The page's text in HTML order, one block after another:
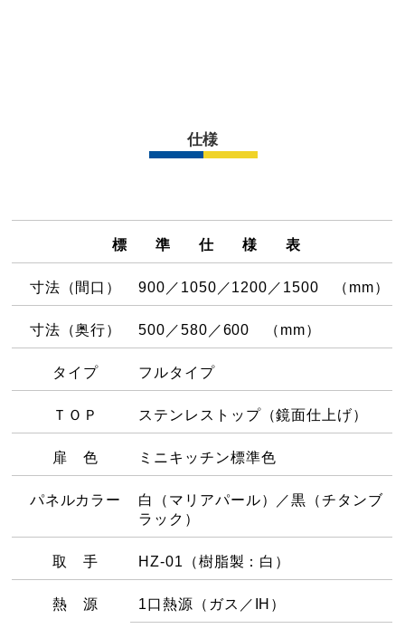
仕様
標 準 仕 様 表
寸法（間口） 900／1050／1200／1500 （mm）
寸法（奥行） 500／580／600 （mm）
タイプ フルタイプ
ＴＯＰ ステンレストップ（鏡面仕上げ）
扉 色 ミニキッチン標準色
パネルカラー
白（マリアパール）／黒（チタンブ
ラック）
取 手 HZ-01（樹脂製：白）
熱 源 1口熱源（ガス／IH）